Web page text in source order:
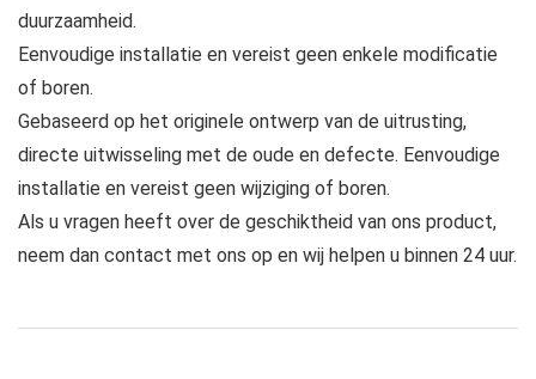
duurzaamheid.
Eenvoudige installatie en vereist geen enkele modificatie
of boren.
Gebaseerd op het originele ontwerp van de uitrusting,
directe uitwisseling met de oude en defecte. Eenvoudige
installatie en vereist geen wijziging of boren.
Als u vragen heeft over de geschiktheid van ons product,
neem dan contact met ons op en wij helpen u binnen 24 uur.